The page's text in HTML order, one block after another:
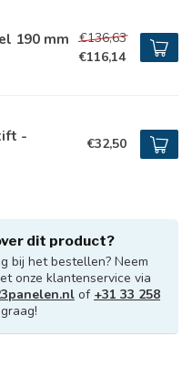
190 mm
€136,63
€116,14
- €32,50
dit product?
bij het bestellen? Neem
onze klantenservice via
of +31 33 258